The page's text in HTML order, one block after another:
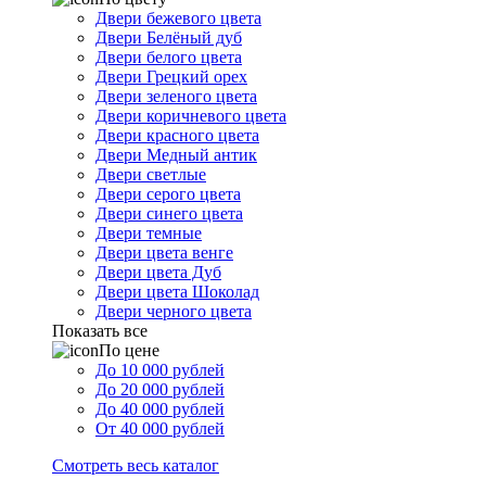
Двери бежевого цвета
Двери Белёный дуб
Двери белого цвета
Двери Грецкий орех
Двери зеленого цвета
Двери коричневого цвета
Двери красного цвета
Двери Медный антик
Двери светлые
Двери серого цвета
Двери синего цвета
Двери темные
Двери цвета венге
Двери цвета Дуб
Двери цвета Шоколад
Двери черного цвета
Показать все
По цене
До 10 000 рублей
До 20 000 рублей
До 40 000 рублей
От 40 000 рублей
Смотреть весь каталог